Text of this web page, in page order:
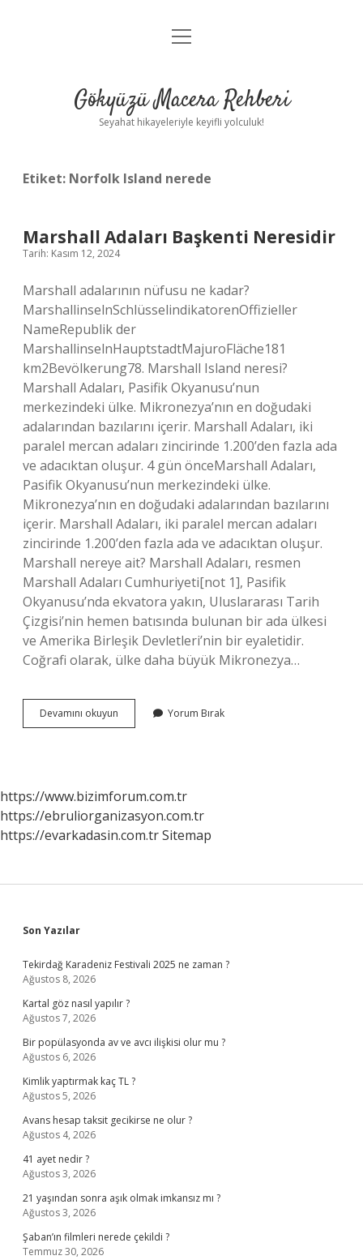
Anasayfa
Yasal Uyarı
menüyü
Gökyüzü Macera Rehberi
Seyahat hikayeleriyle keyifli yolculuk!
Etiket: Norfolk Island nerede
Marshall Adaları Başkenti Neresidir
Tarih: Kasım 12, 2024
Marshall adalarının nüfusu ne kadar?
MarshallinselnSchlüsselindikatorenOffizieller
NameRepublik der
MarshallinselnHauptstadtMajuroFläche181
km2Bevölkerung78. Marshall Island neresi?
Marshall Adaları, Pasifik Okyanusu’nun
merkezindeki ülke. Mikronezya’nın en doğudaki
adalarından bazılarını içerir. Marshall Adaları, iki
paralel mercan adaları zincirinde 1.200’den fazla ada
ve adacıktan oluşur. 4 gün önceMarshall Adaları,
Pasifik Okyanusu’nun merkezindeki ülke.
Mikronezya’nın en doğudaki adalarından bazılarını
içerir. Marshall Adaları, iki paralel mercan adaları
zincirinde 1.200’den fazla ada ve adacıktan oluşur.
Marshall nereye ait? Marshall Adaları, resmen
Marshall Adaları Cumhuriyeti[not 1], Pasifik
Okyanusu’nda ekvatora yakın, Uluslararası Tarih
Çizgisi’nin hemen batısında bulunan bir ada ülkesi
ve Amerika Birleşik Devletleri’nin bir eyaletidir.
Coğrafi olarak, ülke daha büyük Mikronezya…
Devamını okuyun Marshall
Adaları
Yorum Bırak
https://www.bizimforum.com.tr
https://ebruliorganizasyon.com.tr
https://evarkadasin.com.trSitemap
Sidebar
Son Yazılar
Tekirdağ Karadeniz Festivali 2025 ne zaman ?
Ağustos 8, 2026
Kartal göz nasıl yapılır ?
Ağustos 7, 2026
Bir popülasyonda av ve avcı ilişkisi olur mu ?
Ağustos 6, 2026
Kimlik yaptırmak kaç TL ?
Ağustos 5, 2026
Avans hesap taksit gecikirse ne olur ?
Ağustos 4, 2026
41 ayet nedir ?
Ağustos 3, 2026
21 yaşından sonra aşık olmak imkansız mı ?
Ağustos 3, 2026
Şaban’ın filmleri nerede çekildi ?
Temmuz 30, 2026